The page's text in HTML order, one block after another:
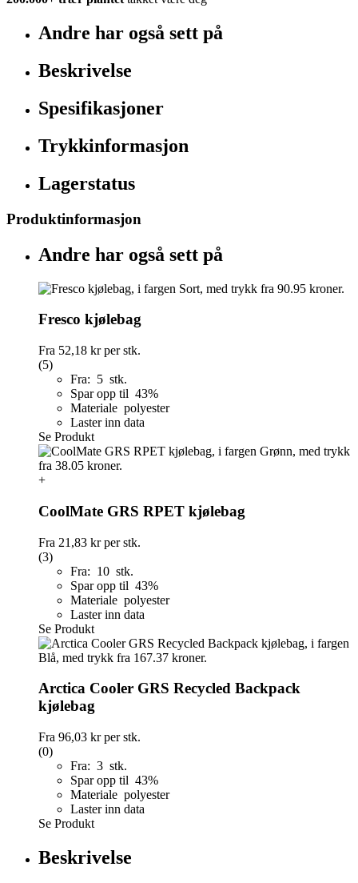
Andre har også sett på
Beskrivelse
Spesifikasjoner
Trykkinformasjon
Lagerstatus
Produktinformasjon
Andre har også sett på
Fresco kjølebag
Fra 52,18 krper stk.
(5)
Fra: 5 stk.
Spar opp til 43%
Materiale polyester
Laster inn data
Se Produkt
+
CoolMate GRS RPET kjølebag
Fra 21,83 krper stk.
(3)
Fra: 10 stk.
Spar opp til 43%
Materiale polyester
Laster inn data
Se Produkt
Arctica Cooler GRS Recycled Backpack
kjølebag
Fra 96,03 krper stk.
(0)
Fra: 3 stk.
Spar opp til 43%
Materiale polyester
Laster inn data
Se Produkt
Beskrivelse